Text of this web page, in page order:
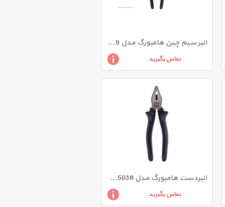
انبر سیم چین هامبورگ مدل H5059 سایز 7 اینچ
تماس بگیرید
انبردست هامبورگ مدل H5038 سایز 8 اینچ
تماس بگیرید